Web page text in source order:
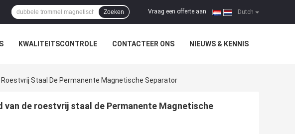
Dutch
Vraag een offerte aan
Zoeken
KWALITEITSCONTROLE CONTACTEER ONS NIEUWS & KENNIS
Staal De Permanente Magnetische Separator
de roestvrij staal de Permanente Magnetische